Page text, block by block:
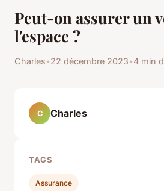
Peut-on assurer un
l'espace ?
Charles•22 décembre 2023•4 min
C Charles
TAGS
Assurance